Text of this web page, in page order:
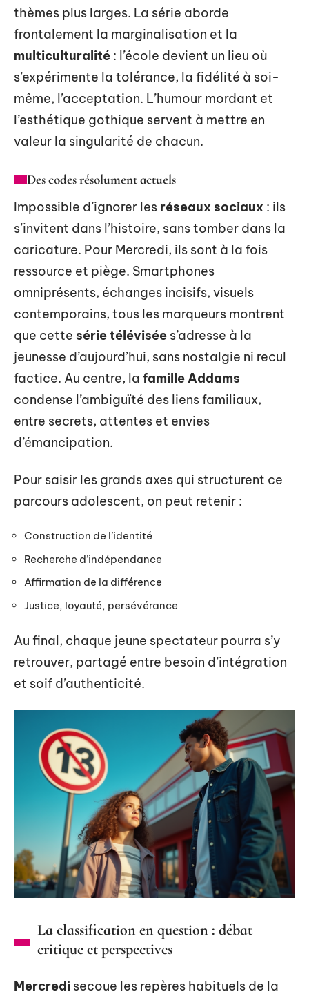
thèmes plus larges. La série aborde
frontalement la marginalisation et la
multiculturalité : l’école devient un lieu où
s’expérimente la tolérance, la fidélité à soi-
même, l’acceptation. L’humour mordant et
l’esthétique gothique servent à mettre en
valeur la singularité de chacun.
Des codes résolument actuels
Impossible d’ignorer les réseaux sociaux : ils
s’invitent dans l’histoire, sans tomber dans la
caricature. Pour Mercredi, ils sont à la fois
ressource et piège. Smartphones
omniprésents, échanges incisifs, visuels
contemporains, tous les marqueurs montrent
que cette série télévisée s’adresse à la
jeunesse d’aujourd’hui, sans nostalgie ni recul
factice. Au centre, la famille Addams
condense l’ambiguïté des liens familiaux,
entre secrets, attentes et envies
d’émancipation.
Pour saisir les grands axes qui structurent ce
parcours adolescent, on peut retenir :
Construction de l’identité
Recherche d’indépendance
Affirmation de la différence
Justice, loyauté, persévérance
Au final, chaque jeune spectateur pourra s’y
retrouver, partagé entre besoin d’intégration
et soif d’authenticité.
La classification en question : débat
critique et perspectives
Mercredi secoue les repères habituels de la